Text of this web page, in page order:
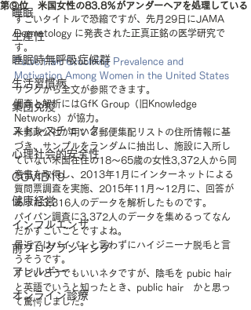
睡眠
生産性
睡眠時無呼吸症候群
生活習慣病
集団免疫
ストレスチェック
心理社会的安全性
COVID19
健康経営
インフルエンザ
前ブログランキング
アレルギー
オンライン診療
第⑨位 米国女性の83.8％がアンダーヘアを処理している
すごいタイトルで恐縮ですが、先月29日にJAMA
Dermatology に発表された正真正銘の医学研究で
す。
Pubic Hair Grooming Prevalence and
Motivation Among Women in the United States
リンクから全文が参照できます。
調査と解析にはGfK Group（旧Knowledge
Networks）が協力。
米郵政公社が用いる郵便集配リストの住所情報に基
づき、サンプルをランダムに抽出し、施設に入所し
ていない米国在住の18～65歳の女性3,372人から同
意書を取得し、2013年1月にインターネットによる
質問票調査を実施、2015年11月～12月に、回答が
あった3,316人のデータを解析したものです。
パイパン調査に3,372人のデータを集めるってなん
だかすごいことですよね。
最近ではパイパンと言わずにハイジニーナ脱毛と言
うそうです。
すごいどうでもいいネタですが、陰毛を pubic hair
と英語でいうと知ったとき、public hair　かと思っ
て驚愕しました。